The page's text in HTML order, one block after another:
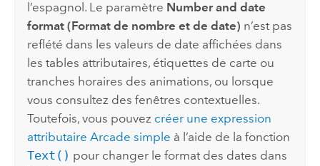
l’espagnol. Le paramètre Number and date
format (Format de nombre et de date) n’est pas
reflété dans les valeurs de date affichées dans
les tables attributaires, étiquettes de carte ou
tranches horaires des animations, ou lorsque
vous consultez des fenêtres contextuelles.
Toutefois, vous pouvez créer une expression
attributaire Arcade simple à l’aide de la fonction
Text() pour changer le format des dates dans